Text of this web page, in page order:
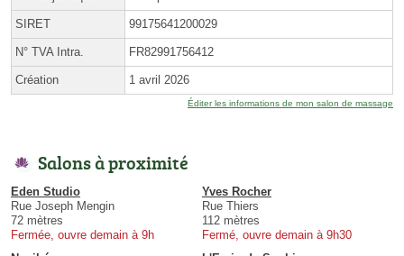
SIRET 99175641200029
N° TVA Intra. FR82991756412
Création 1 avril 2026
Éditer les informations de mon salon de massage
Salons à proximité
Eden Studio
Rue Joseph Mengin
72 mètres
Fermée, ouvre demain à 9h
Yves Rocher
Rue Thiers
112 mètres
Fermé, ouvre demain à 9h30